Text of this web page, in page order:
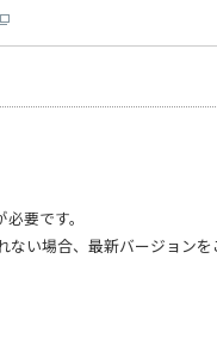
必要です。
ない場合、最新バージョンを